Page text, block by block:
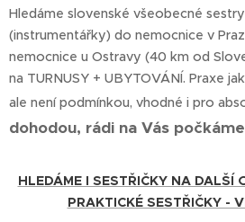
Hledáme slovenské všeobecné sestry
(instrumentářky) do nemocnice v
nemocnice u Ostravy (40 km od
na TURNUSY + UBYTOVÁNÍ. Praxe
ale není podmínkou, vhodné i pro
dohodou, rádi na Vás
HLEDÁME I SESTŘIČKY NA DALŠÍ
PRAKTICKÉ SESTŘIČKY -